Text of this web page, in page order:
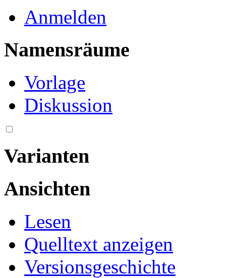
Anmelden
Namensräume
Vorlage
Diskussion
Varianten
Ansichten
Lesen
Quelltext anzeigen
Versionsgeschichte